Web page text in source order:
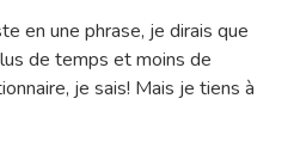
en une phrase, je dirais que
de temps et moins de
je sais! Mais je tiens à